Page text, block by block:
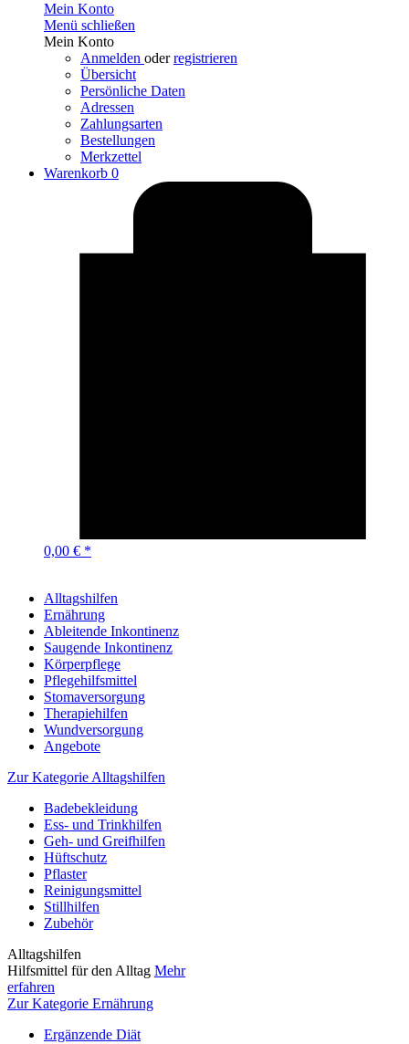
Mein Konto
Menü schließen
Mein Konto
Anmelden oderregistrieren
Übersicht
Persönliche Daten
Adressen
Zahlungsarten
Bestellungen
Merkzettel
Warenkorb 0
0,00 € *
Alltagshilfen
Ernährung
Ableitende Inkontinenz
Saugende Inkontinenz
Körperpflege
Pflegehilfsmittel
Stomaversorgung
Therapiehilfen
Wundversorgung
Angebote
Zur Kategorie Alltagshilfen
Badebekleidung
Ess- und Trinkhilfen
Geh- und Greifhilfen
Hüftschutz
Pflaster
Reinigungsmittel
Stillhilfen
Zubehör
Alltagshilfen
Hilfsmittel für den Alltag Mehr
erfahren
Zur Kategorie Ernährung
Ergänzende Diät